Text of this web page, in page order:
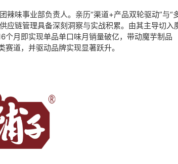
味事业部负责人。亲历“渠道+产品双轮驱动”与“
应链管理具备深刻洞察与实战积累。由其主导切入
个月即实现单品单口味月销量破亿，带动魔芋制品
道，并驱动品牌实现显著跃升。